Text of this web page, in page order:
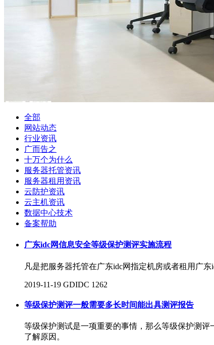
全部
网站动态
行业资讯
广而告之
十万个为什么
服务器托管资讯
服务器租用资讯
云防护资讯
云主机资讯
数据中心技术
备案帮助
广东idc网信息安全等级保护测评实施流程
凡是把服务器托管在广东idc网指定机房或者租用广
2019-11-19 GDIDC 1262
等级保护测评一般需要多长时间能出具测评报告
等级保护测试是一项重要的事情，那么等级保护测
了解原因。